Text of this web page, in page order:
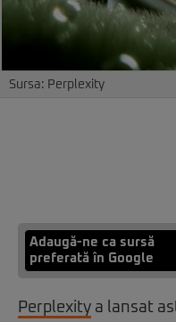
Sursa: Perplexity
Adaugă-ne ca sursă
preferată în Google
Perplexity a lansat